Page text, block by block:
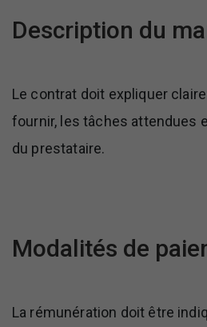
Description du
Le contrat doit expliquer
fournir, les tâches attendues
du prestataire.
Modalités de
La rémunération doit être